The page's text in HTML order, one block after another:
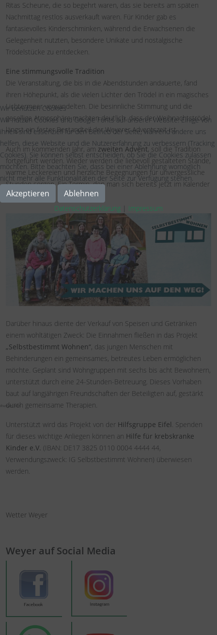
#weyer_eifel
Ritas Scheune, die so begehrt waren, das sie bereits am späten
Nachmittag restlos ausverkauft waren. Für Kinder gab es
fantasievolles Kinderschminken, während die Erwachsenen die
Gelegenheit nutzten, besondere Unikate und nostalgische
Trödelstücke zu entdecken.
Eine stimmungsvolle Tradition
Die Veranstaltung, die bis in die Abendstunden andauerte, fand
ihren Höhepunkt, als die vielen Lichter den Trödel in ein magisches
Lichtermeer verwandelten. Die besinnliche Stimmung und die
gesellige Atmosphäre machten deutlich, dass der Weihnachtströdel
längst ein fester Bestandteil der Weyerer Adventszeit ist.
Auch im kommenden Jahr, amzweiten Advent, soll die Tradition
fortgeführt werden. Wieder werden die liebevoll gestalteten Stände,
warme Leckereien und herzliche Begegnungen für unvergessliche
Stunden sorgen. Ein Termin, den man sich bereits jetzt im Kalender
notieren sollte!
Darüber hinaus diente der Verkauf von Speisen und Getränken
einem wohltätigen Zweck: Die Einnahmen fließen in das Projekt
„Selbstbestimmt Wohnen“, das jungen Menschen mit
Behinderungen ein gemeinsames, betreutes Leben ermöglichen
möchte. Geplant sind Wohngruppen mit sechs bis acht Bewohnern,
unterstützt durch eine 24-Stunden-Betreuung. Dieses Vorhaben
baut auf langjährigen Freundschaften der Beteiligten auf, gestärkt
durch gemeinsame Therapien.
Unterstützt wird das Projekt von der Hilfsgruppe Eifel. Spenden
für dieses wichtige Anliegen können an Hilfe für krebskranke
Kinder e.V. (IBAN: DE17 3825 0110 0004 4444 44,
Verwendungszweck: IG Selbstbestimmt Wohnen) überwiesen
werden.
Wetter Weyer
Weyer auf Social Media
Wir benutzen Cookies
Wir nutzen Cookies und Google Fonts auf unserer Website. Einige von
ihnen sind essenziell für den Betrieb der Seite, während andere uns
helfen, diese Website und die Nutzererfahrung zu verbessern (Tracking
Cookies). Sie können selbst entscheiden, ob Sie die Cookies zulassen
möchten. Bitte beachten Sie, dass bei einer Ablehnung womöglich
nicht mehr alle Funktionalitäten der Seite zur Verfügung stehen.
Akzeptieren Ablehnen
Datenschutzerklärung | Impressum